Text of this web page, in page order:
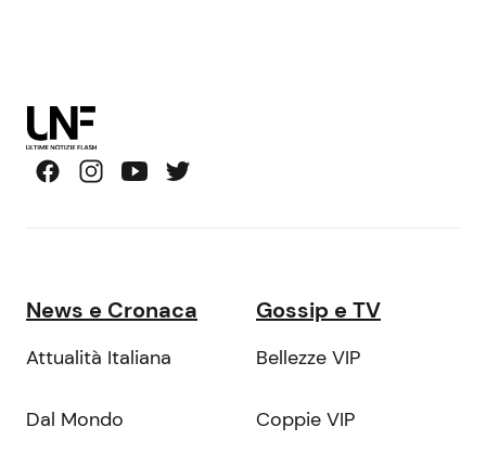
News e Cronaca
Attualità Italiana
Dal Mondo
Gossip e TV
Bellezze VIP
Coppie VIP